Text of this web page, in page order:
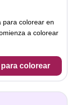
para colorear en
a colorear
colorear